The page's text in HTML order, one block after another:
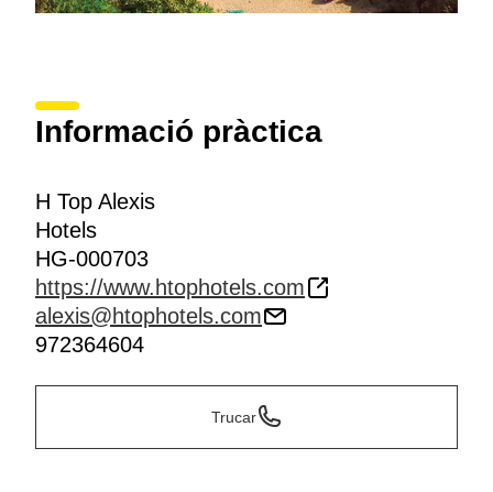
Informació pràctica
H Top Alexis
Hotels
HG-000703
https://www.htophotels.com
alexis@htophotels.com
972364604
Trucar